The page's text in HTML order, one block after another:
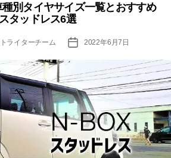
リ
ー
別タイヤサイズ一覧とおすすめ
スタッドレス6選
ライターチーム
投
2022年6月7日